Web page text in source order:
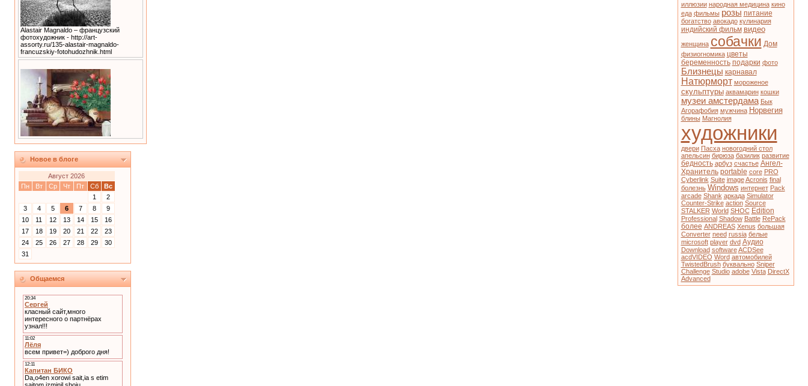
Alastair Magnaldo – французский
фотохудожник - http://art-
assorty.ru/135-alastair-magnaldo-
francuzskiy-fotohudozhnik.html
Новое в блоге
Август 2026
Пн
Вт Ср Чт Пт Сб
Вс
1
2
3
4 5 6 7 8
9
10
11 12 13 14 15
16
17
18 19 20 21 22
23
24
25 26 27 28 29
30
31
Общаемся
иллюзии народная медицина кино
еда фильмы розы питание
богатство авокадо кулинария
индийский фильм видео
женщина собачки Дом
физиогномика цветы
беременность подарки фото
Близнецы карнавал
Натюрморт мороженое
скульптуры аквамарин кошки
музеи амстердама Бык
Агорафобия мужчина Норвегия
блины Магнолия
художники
двери Пасха новогодний стол
апельсин бирюза базилик развитие
бедность арбуз счастье Ангел-
Хранитель portable core PRO
Cyberlink Suite image Acronis final
болезнь Windows интернет Pack
arcade Shank аркада Simulator
Counter-Strike action Source
STALKER World SHOC Edition
Professional Shadow Battle RePack
более ANDREAS Xenus большая
Converter need russia белые
microsoft player dvd Аудио
Download software ACDSee
acdVIDEO Word автомобилей
TwistedBrush буквально Sniper
Challenge Studio adobe Vista DirectX
Advanced